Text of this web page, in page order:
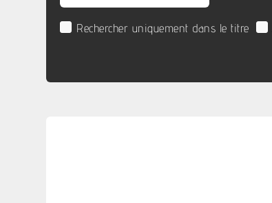
Rechercher uniquement dans le titre